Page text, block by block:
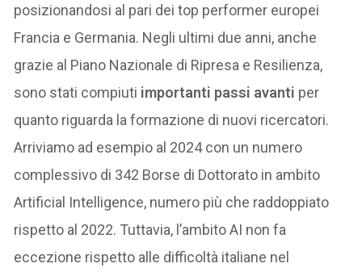
posizionandosi al pari dei top performer europei
Francia e Germania. Negli ultimi due anni, anche
grazie al Piano Nazionale di Ripresa e Resilienza,
sono stati compiuti importanti passi avanti per
quanto riguarda la formazione di nuovi ricercatori.
Arriviamo ad esempio al 2024 con un numero
complessivo di 342 Borse di Dottorato in ambito
Artificial Intelligence, numero più che raddoppiato
rispetto al 2022. Tuttavia, l’ambito AI non fa
eccezione rispetto alle difficoltà italiane nel